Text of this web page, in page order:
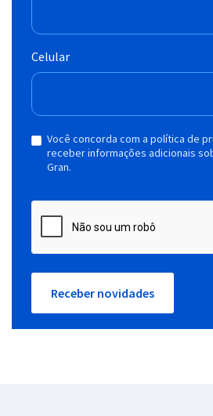
Celular
Você concorda com a política de
receber informações adicionais
Gran.
Receber novidades